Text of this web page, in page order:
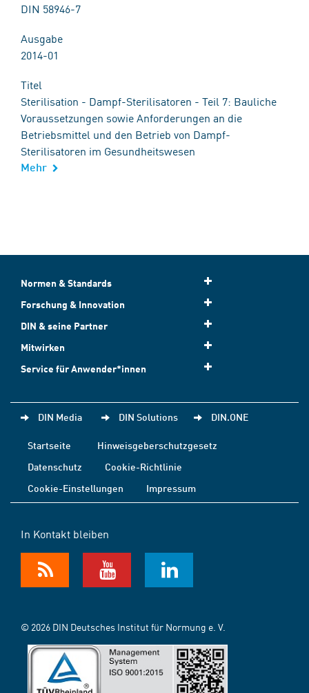
DIN 58946-7
Ausgabe
2014-01
Titel
Sterilisation - Dampf-Sterilisatoren - Teil 7: Bauliche
Voraussetzungen sowie Anforderungen an die
Betriebsmittel und den Betrieb von Dampf-
Sterilisatoren im Gesundheitswesen
Mehr
Normen & Standards
Forschung & Innovation
DIN & seine Partner
Mitwirken
Service für Anwender*innen
DIN Media DIN Solutions DIN.ONE
Startseite
Hinweisgeberschutzgesetz
Datenschutz
Cookie-Richtlinie
Cookie-Einstellungen
Impressum
In Kontakt bleiben
© 2026 DIN Deutsches Institut für Normung e. V.